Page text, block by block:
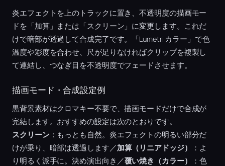
炎エフェクトを上のトラックに置き、不透明度の描画モー
ドを「加算」または「スクリーン」に変更します。これだ
けで暗部が透過して合成完了です。「Lumetri カラー」で色
温度や彩度を合わせ、尺が足りなければクリップを複製し
て連結し、つなぎ目を不透明度でフェードさせます。
描画モード・合成設定例
黒背景素材はクロマキー不要で、描画モードだけで合成が
完結します。おすすめの設定は次のとおりです。
スクリーン：もっとも自然。炎エフェクトの明るい部分だ
けが乗り、暗部は透過します／加算（リニアドッジ）
：よ
り明るく派手に。決め演出向き／覆い焼き（カラー）
：色